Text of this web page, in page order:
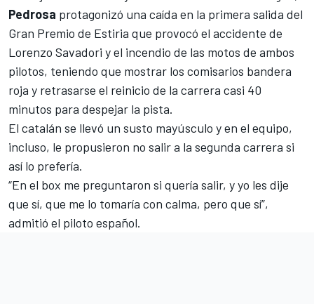
Pedrosa protagonizó una caída en la primera salida del
Gran Premio de Estiria que provocó el accidente de
Lorenzo Savadori y el incendio de las motos de ambos
pilotos, teniendo que mostrar los comisarios bandera
roja y retrasarse el reinicio de la carrera casi 40
minutos para despejar la pista.
El catalán se llevó un susto mayúsculo y en el equipo,
incluso, le propusieron no salir a la segunda carrera si
así lo prefería.
“En el box me preguntaron si quería salir, y yo les dije
que sí, que me lo tomaría con calma, pero que sí”,
admitió el piloto español.